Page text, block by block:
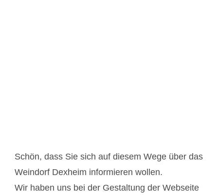
Schön, dass Sie sich auf diesem Wege über das
Weindorf Dexheim informieren wollen.
Wir haben uns bei der Gestaltung der Webseite